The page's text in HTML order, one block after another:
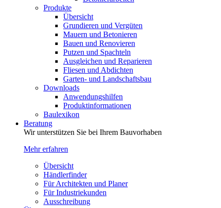
Produkte
Übersicht
Grundieren und Vergüten
Mauern und Betonieren
Bauen und Renovieren
Putzen und Spachteln
Ausgleichen und Reparieren
Fliesen und Abdichten
Garten- und Landschaftsbau
Downloads
Anwendungshilfen
Produktinformationen
Baulexikon
Beratung
Wir unterstützen Sie bei Ihrem Bauvorhaben
Mehr erfahren
Übersicht
Händlerfinder
Für Architekten und Planer
Für Industriekunden
Ausschreibung